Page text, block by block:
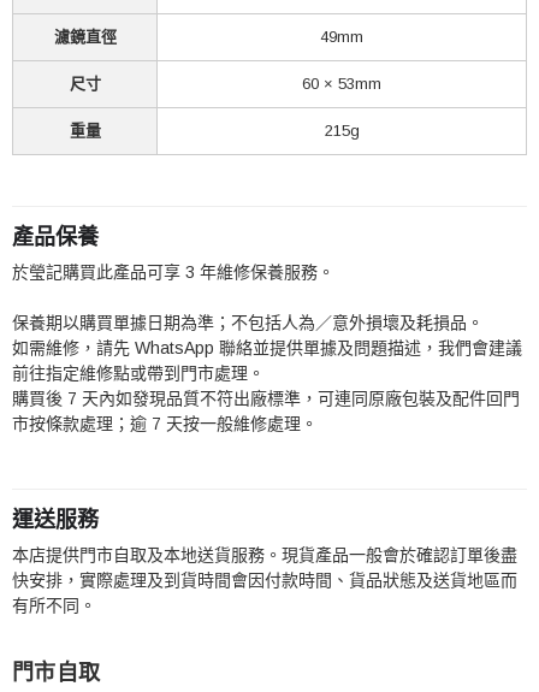
濾鏡直徑 49mm
尺寸 60 × 53mm
重量 215g
產品保養
於瑩記購買此產品可享 3 年維修保養服務。
保養期以購買單據日期為準；不包括人為／意外損壞及耗損品。
如需維修，請先 WhatsApp 聯絡並提供單據及問題描述，我們會建議
前往指定維修點或帶到門市處理。
購買後 7 天內如發現品質不符出廠標準，可連同原廠包裝及配件回門
市按條款處理；逾 7 天按一般維修處理。
運送服務
本店提供門市自取及本地送貨服務。現貨產品一般會於確認訂單後盡
快安排，實際處理及到貨時間會因付款時間、貨品狀態及送貨地區而
有所不同。
門市自取